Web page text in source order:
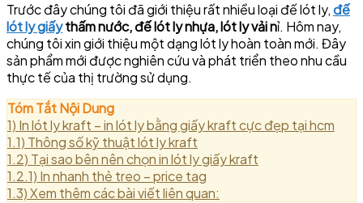
Trước đây chúng tôi đã giới thiệu rất nhiều loại đế lót ly, đế
lót ly giấythấm nước, đế lót ly nhựa, lót ly vải nỉ. Hôm nay,
chúng tôi xin giới thiệu một dạng lót ly hoàn toàn mới. Đây
sản phẩm mới được nghiên cứu và phát triển theo nhu cầu
thực tế của thị trường sử dụng.
Tóm Tắt Nội Dung
1) In lót ly kraft – in lót ly bằng giấy kraft cực đẹp tại hcm
1.1) Thông số kỹ thuật lót ly kraft
1.2) Tại sao bên nên chọn in lót ly giấy kraft
1.2.1) In nhanh thẻ treo – price tag
1.3)Xem thêm các bài viết liên quan: